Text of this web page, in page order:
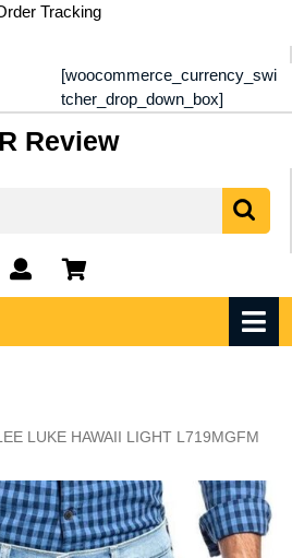
Tracking
[woocommerce_currency_swi
tcher_drop_down_box]
Review
My
Account
shopping
cart
LUKE HAWAII LIGHT L719MGFM